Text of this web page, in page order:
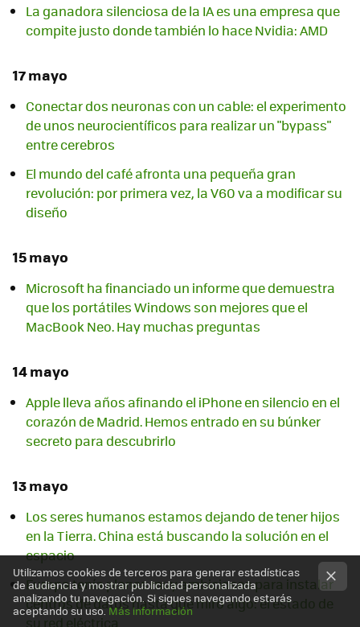
La ganadora silenciosa de la IA es una empresa que
compite justo donde también lo hace Nvidia: AMD
17 mayo
Conectar dos neuronas con un cable: el experimento
de unos neurocientíficos para realizar un "bypass"
entre cerebros
El mundo del café afronta una pequeña gran
revolución: por primera vez, la V60 va a modificar su
diseño
15 mayo
Microsoft ha financiado un informe que demuestra
que los portátiles Windows son mejores que el
MacBook Neo. Hay muchas preguntas
14 mayo
Apple lleva años afinando el iPhone en silencio en el
corazón de Madrid. Hemos entrado en su búnker
secreto para descubrirlo
13 mayo
Los seres humanos estamos dejando de tener hijos
en la Tierra. China está buscando la solución en el
espacio
Europa tenía planes muy ambiciosos para instalar
centros de datos hasta que miró algo: el estado de
su red eléctrica
Utilizamos cookies de terceros para generar estadísticas
de audiencia y mostrar publicidad personalizada
analizando tu navegación. Si sigues navegando estarás
aceptando su uso.Más información